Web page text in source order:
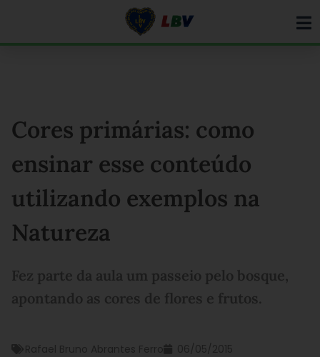
Cores primárias: como
ensinar esse conteúdo
utilizando exemplos na
Natureza
Fez parte da aula um passeio pelo bosque,
apontando as cores de flores e frutos.
Rafael Bruno Abrantes Ferro 06/05/2015